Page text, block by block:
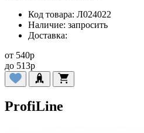
Код товара: Л024022
Наличие: запросить
Доставка:
от 540p
до 513p
ProfiLine